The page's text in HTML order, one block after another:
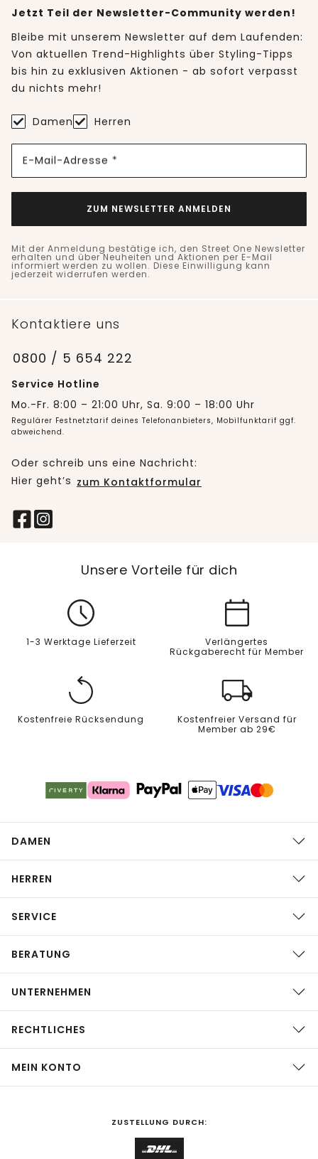
Jetzt Teil der Newsletter-Community werden!
Bleibe mit unserem Newsletter auf dem Laufenden:
Von aktuellen Trend-Highlights über Styling-Tipps
bis hin zu exklusiven Aktionen - ab sofort verpasst
du nichts mehr!
Damen Herren
E-Mail-Adresse *
ZUM NEWSLETTER ANMELDEN
Mit der Anmeldung bestätige ich, den Street One Newsletter
erhalten und über Neuheiten und Aktionen per E-Mail
informiert werden zu wollen. Diese Einwilligung kann
jederzeit widerrufen werden.
Kontaktiere uns
0800 / 5 654 222
Service Hotline
Mo.-Fr. 8:00 – 21:00 Uhr, Sa. 9:00 – 18:00 Uhr
Regulärer Festnetztarif deines Telefonanbieters, Mobilfunktarif ggf.
abweichend.
Oder schreib uns eine Nachricht:
Hier geht’s zum Kontaktformular
Unsere Vorteile für dich
1-3 Werktage Lieferzeit
Verlängertes
Rückgaberecht für Member
Kostenfreie Rücksendung
Kostenfreier Versand für
Member ab 29€
DAMEN
HERREN
SERVICE
BERATUNG
UNTERNEHMEN
RECHTLICHES
MEIN KONTO
ZUSTELLUNG DURCH: